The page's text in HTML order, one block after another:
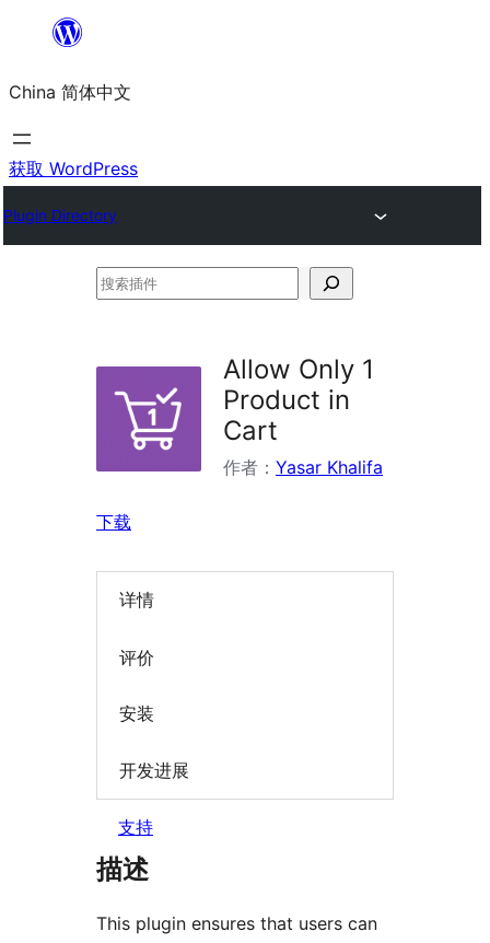
内
容
China 简体中文
获取 WordPress
Plugin Directory
搜
Allow Only 1
Product in
Cart
作者： Yasar Khalifa
下载
详情
评价
安装
开发进展
支持
描述
This plugin ensures that users can